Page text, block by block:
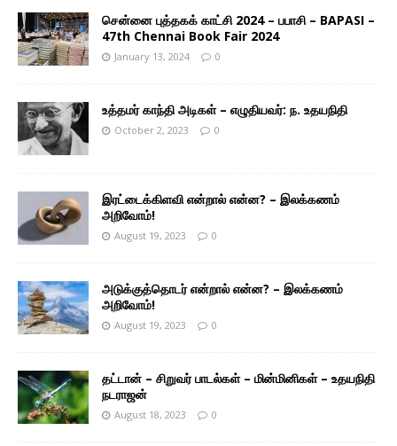
சென்னை புத்தகக் காட்சி 2024 – பபாசி – BAPASI –
47th Chennai Book Fair 2024
January 13, 2024 0
உத்தமர் காந்தி அடிகள் – எழுதியவர்: ந. உதயநிதி
October 2, 2023 0
இரட்டைக்கிளவி என்றால் என்ன? – இலக்கணம்
அறிவோம்!
August 19, 2023 0
அடுக்குத்தொடர் என்றால் என்ன? – இலக்கணம்
அறிவோம்!
August 19, 2023 0
தட்டான் – சிறுவர் பாடல்கள் – மின்மினிகள் – உதயநிதி
நடராஜன்
August 18, 2023 0